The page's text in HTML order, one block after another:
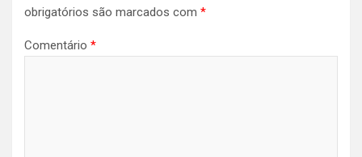
obrigatórios são marcados com *
Comentário *